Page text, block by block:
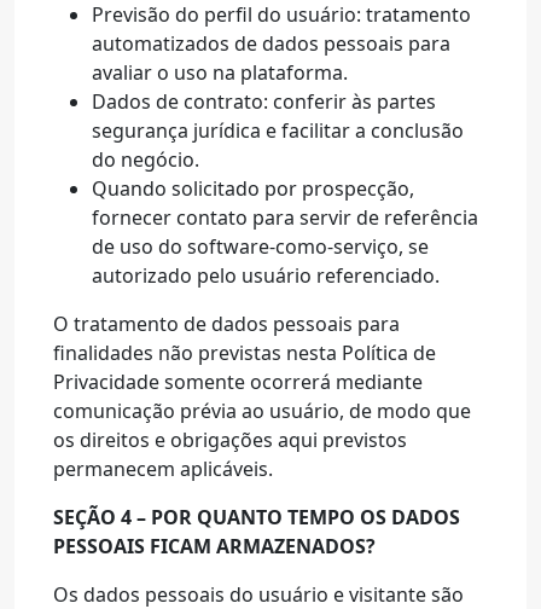
Previsão do perfil do usuário: tratamento
automatizados de dados pessoais para
avaliar o uso na plataforma.
Dados de contrato: conferir às partes
segurança jurídica e facilitar a conclusão
do negócio.
Quando solicitado por prospecção,
fornecer contato para servir de referência
de uso do software-como-serviço, se
autorizado pelo usuário referenciado.
O tratamento de dados pessoais para
finalidades não previstas nesta Política de
Privacidade somente ocorrerá mediante
comunicação prévia ao usuário, de modo que
os direitos e obrigações aqui previstos
permanecem aplicáveis.
SEÇÃO 4 – POR QUANTO TEMPO OS DADOS
PESSOAIS FICAM ARMAZENADOS?
Os dados pessoais do usuário e visitante são